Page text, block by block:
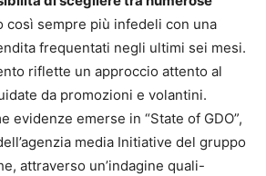
così sempre più infedeli con una
frequentati negli ultimi sei mesi.
riflette un approccio attento al
da promozioni e volantini.
evidenze emerse in “State of GDO”,
media Initiative del gruppo
attraverso un’indagine quali-